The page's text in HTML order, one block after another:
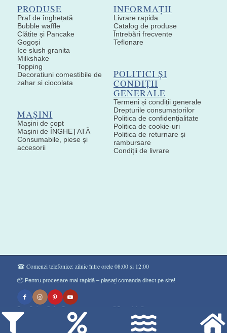
PRODUSE
Praf de înghețată
Bubble waffle
Clătite și Pancake
Gogoși
Ice slush granita
Milkshake
Topping
Decoratiuni comestibile de
zahar si ciocolata
MAȘINI
Mașini de copt
Mașini de ÎNGHEȚATĂ
Consumabile, piese și
accesorii
INFORMAȚII
Livrare rapida
Catalog de produse
Întrebări frecvente
Teflonare
POLITICI ȘI
CONDIȚII
GENERALE
Termeni și condiții generale
Drepturile consumatorilor
Politica de confidențialitate
Politica de cookie-uri
Politica de returnare și
rambursare
Condiții de livrare
☎ Comenzi telefonice: zilnic între orele 08:00 și 12:00
📦 Pentru procesare mai rapidă – plasați comanda direct pe site!
Don Gelato Soft - Сладоледи на прах ®Copyright©